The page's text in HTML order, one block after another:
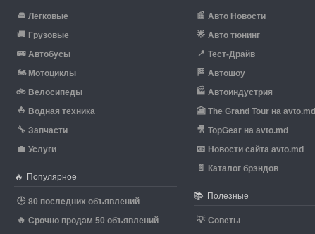
🚘 Легковые
🚚 Грузовые
🚌 Автобусы
🏍 Мотоциклы
🚲 Велосипеды
⛵ Водная техника
🔧 Запчасти
💼 Услуги
🔥 Популярное
🕒 80 последних объявлений
🔥 Срочно продам 50 объявлений
📰 Авто Новости
🌟 Авто тюнинг
📍 Тест-Драйв
🏁 Автошоу
🏭 Автоиндустрия
🎦 The Grand Tour на avto.md
🎥 TopGear на avto.md
📧 Новости сайта avto.md
📄
Каталог брэндов
📚 Полезные
💡 Советы